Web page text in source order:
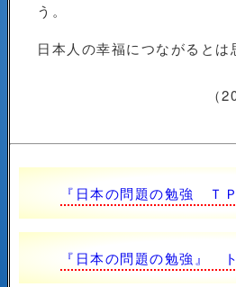
う。
日本人の幸福につながるとは
（
『日本の問題の勉強 Ｔ
『日本の問題の勉強』